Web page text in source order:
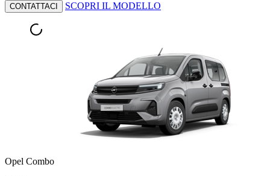
CONTATTACI SCOPRI IL MODELLO
Opel Combo